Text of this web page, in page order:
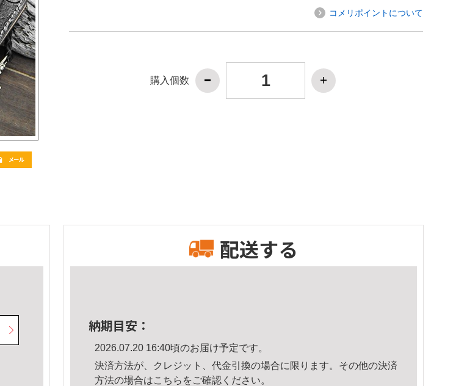
コメリポイントについて
購入個数
配送する
納期目安：
2026.07.20 16:40頃のお届け予定です。
決済方法が、クレジット、代金引換の場合に限ります。その他の決済
方法の場合はこちら をご確認ください。